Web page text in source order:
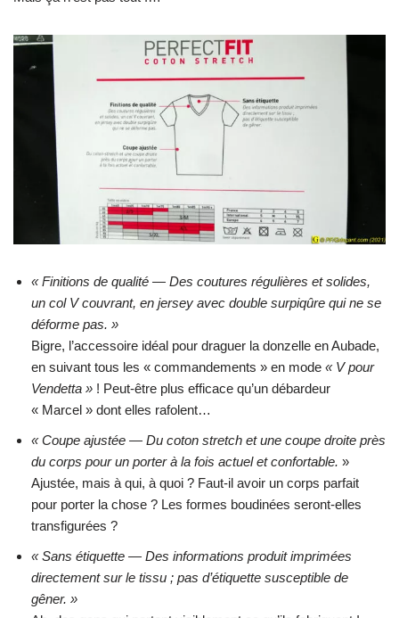
« Finitions de qualité — Des coutures régulières et solides,
un col V couvrant, en jersey avec double surpiqûre qui ne se
déforme pas. »
Bigre, l’accessoire idéal pour draguer la donzelle en Aubade,
en suivant tous les « commandements » en mode « V pour
Vendetta » ! Peut-être plus efficace qu’un débardeur
« Marcel » dont elles rafolent…
« Coupe ajustée — Du coton stretch et une coupe droite près
du corps pour un porter à la fois actuel et confortable. »
Ajustée, mais à qui, à quoi ? Faut-il avoir un corps parfait
pour porter la chose ? Les formes boudinées seront-elles
transfigurées ?
« Sans étiquette — Des informations produit imprimées
directement sur le tissu ; pas d’étiquette susceptible de
gêner. »